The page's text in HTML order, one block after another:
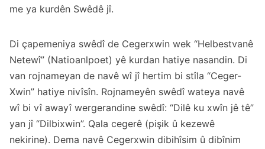
me ya kurdên Swêdê jî.
Di çapemeniya swêdî de Cegerxwin wek “Helbestvanê
Netewî” (Natioanlpoet) yê kurdan hatiye nasandin. Di
van rojnameyan de navê wî jî hertim bi stîla “Ceger-
Xwin” hatiye nivîsîn. Rojnameyên swêdî wateya navê
wî bi vî awayî wergerandine swêdî: “Dilê ku xwîn jê tê”
yan jî “Dilbixwin”. Qala cegerê (pişik û kezewê
nekirine). Dema navê Cegerxwin dibihîsim û dibînim